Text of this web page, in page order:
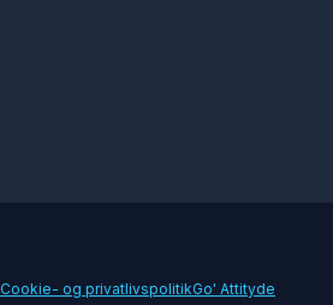
Cookie- og privatlivspolitikGo' Attityde